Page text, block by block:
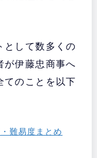
として数多くの
が伊藤忠商事へ
てのことを以下
難易度まとめ